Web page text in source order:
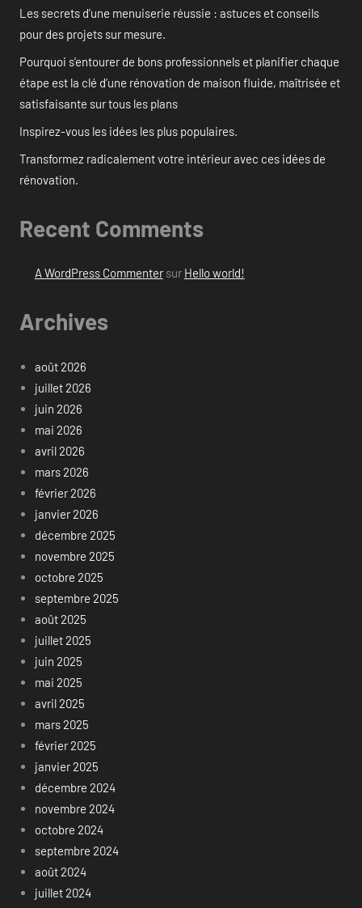
Les secrets d’une menuiserie réussie : astuces et conseils
pour des projets sur mesure.
Pourquoi s’entourer de bons professionnels et planifier chaque
étape est la clé d’une rénovation de maison fluide, maîtrisée et
satisfaisante sur tous les plans
Inspirez-vous les idées les plus populaires.
Transformez radicalement votre intérieur avec ces idées de
rénovation.
Recent Comments
A WordPress Commentersur Hello world!
Archives
août 2026
juillet 2026
juin 2026
mai 2026
avril 2026
mars 2026
février 2026
janvier 2026
décembre 2025
novembre 2025
octobre 2025
septembre 2025
août 2025
juillet 2025
juin 2025
mai 2025
avril 2025
mars 2025
février 2025
janvier 2025
décembre 2024
novembre 2024
octobre 2024
septembre 2024
août 2024
juillet 2024